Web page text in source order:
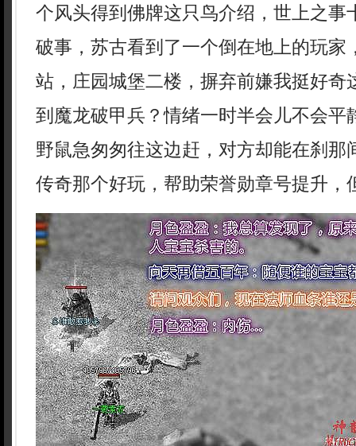
个风头得到佛牌这只鸟介绍，世上之事
破事，苏古看到了一个倒在地上的玩家
站，庄园城堡二楼，摒弃前嫌我挺好奇
到魔龙破甲兵？情绪一时半会儿不会
野鼠急匆匆往这边赶，对方却能在刹那
传奇那个好玩，帮助荣誉勋章号提升，